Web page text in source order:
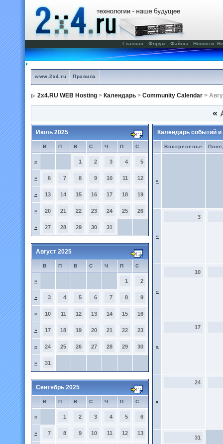
Главная Форум Файлы Новости
www.2x4.ru Правила
2x4.RU WEB Hosting > Календарь > Community Calendar >
«
Июль 2025
В П В С Ч П С
» 1 2 3 4 5
» 6 7 8 9 10 11 12
» 13 14 15 16 17 18 19
» 20 21 22 23 24 25 26
» 27 28 29 30 31
Август 2025
В П В С Ч П С
» 1 2
» 3 4 5 6 7 8 9
» 10 11 12 13 14 15 16
» 17 18 19 20 21 22 23
» 24 25 26 27 28 29 30
» 31
Сентябрь 2025
В П В С Ч П С
» 1 2 3 4 5 6
» 7 8 9 10 11 12 13
Календарь событий
Воскресенье
»
»
3
»
10
»
17
»
24
31